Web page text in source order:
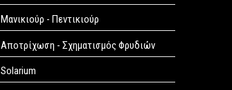
Μανικιούρ - Πεντικιούρ
Αποτρίχωση - Σχηματισμός Φρυδιών
Solarium